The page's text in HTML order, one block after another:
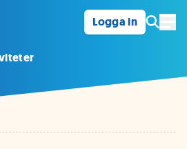
Logga in